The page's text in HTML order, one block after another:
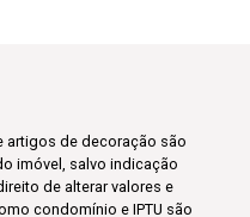
artigos de decoração são
imóvel, salvo indicação
de alterar valores e
condomínio e IPTU são